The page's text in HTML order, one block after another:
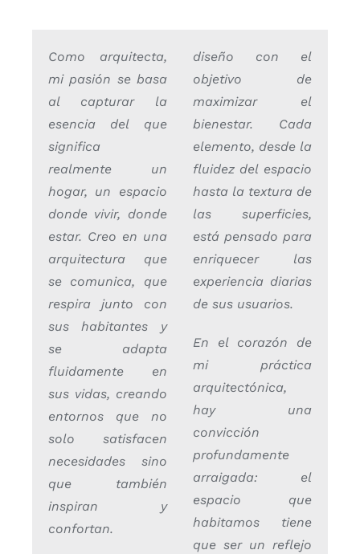
Como arquitecta,
mi pasión se basa
al capturar la
esencia del que
significa
realmente un
hogar, un espacio
donde vivir, donde
estar. Creo en una
arquitectura que
se comunica, que
respira junto con
sus habitantes y
se adapta
fluidamente en
sus vidas, creando
entornos que no
solo satisfacen
necesidades sino
que también
inspiran y
confortan.
diseño con el
objetivo de
maximizar el
bienestar. Cada
elemento, desde la
fluidez del espacio
hasta la textura de
las superficies,
está pensado para
enriquecer las
experiencia diarias
de sus usuarios.
En el corazón de
mi práctica
arquitectónica,
hay una
convicción
profundamente
arraigada: el
espacio que
habitamos tiene
que ser un reflejo